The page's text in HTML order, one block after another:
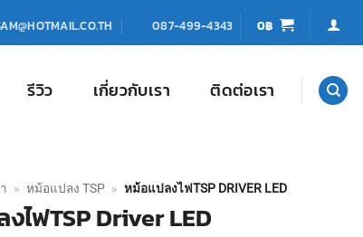
087-499-4343 0฿
รีวิว เกี่ยวกับเรา ติดต่อเรา
» หม้อแปลง TSP » หม้อแปลงไฟTSP DRIVER LED
ไฟTSP Driver LED